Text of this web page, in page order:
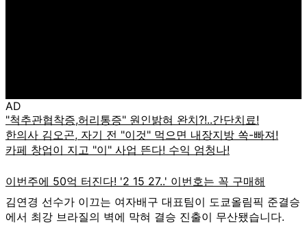
AD
김연경 선수가 이끄는 여자배구 대표팀이 도쿄올림픽 준결승
에서 최강 브라질의 벽에 막혀 결승 진출이 무산됐습니다.